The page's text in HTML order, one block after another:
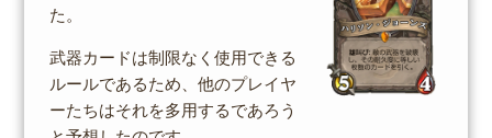
た。
武器カードは制限なく使用できる
ルールであるため、他のプレイヤ
ーたちはそれを多用するであろう